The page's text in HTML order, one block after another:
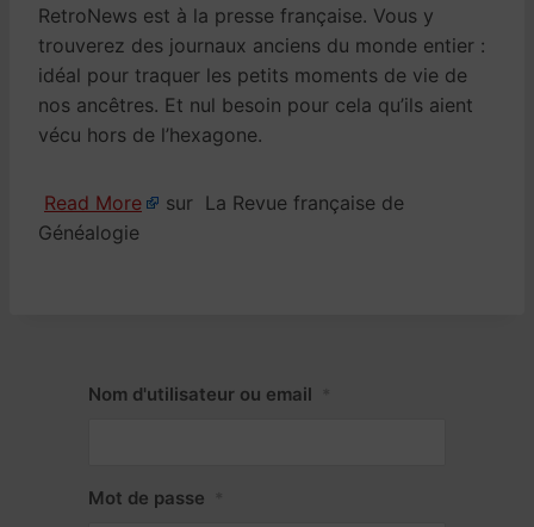
RetroNews est à la presse française. Vous y
trouverez des journaux anciens du monde entier :
idéal pour traquer les petits moments de vie de
nos ancêtres. Et nul besoin pour cela qu’ils aient
vécu hors de l’hexagone.
Read More
sur La Revue française de
Généalogie
Nom d'utilisateur ou email
Mot de passe